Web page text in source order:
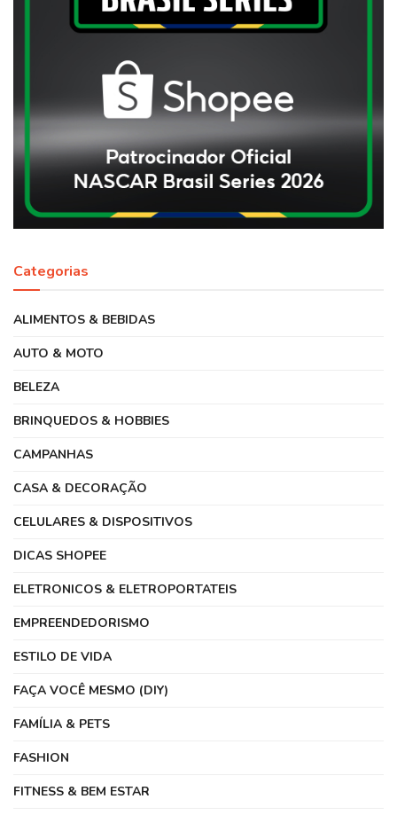
Categorias
ALIMENTOS & BEBIDAS
AUTO & MOTO
BELEZA
BRINQUEDOS & HOBBIES
CAMPANHAS
CASA & DECORAÇÃO
CELULARES & DISPOSITIVOS
DICAS SHOPEE
ELETRONICOS & ELETROPORTATEIS
EMPREENDEDORISMO
ESTILO DE VIDA
FAÇA VOCÊ MESMO (DIY)
FAMÍLIA & PETS
FASHION
FITNESS & BEM ESTAR